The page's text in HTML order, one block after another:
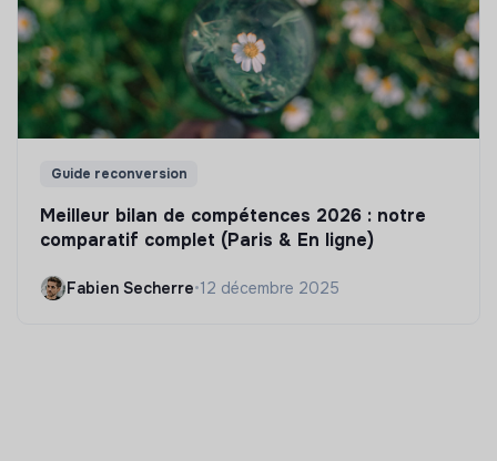
Guide reconversion
Meilleur bilan de compétences 2026 : notre
comparatif complet (Paris & En ligne)
Fabien Secherre•12 décembre 2025